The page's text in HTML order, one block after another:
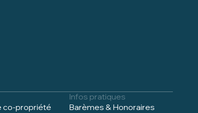
co-propriété
Infos pratiques
Barèmes & Honoraires